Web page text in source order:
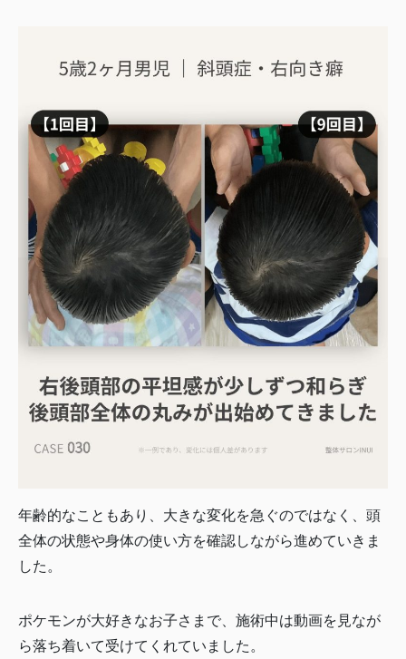
年齢的なこともあり、大きな変化を急ぐのではなく、頭
全体の状態や身体の使い方を確認しながら進めていきま
した。
ポケモンが大好きなお子さまで、施術中は動画を見なが
ら落ち着いて受けてくれていました。